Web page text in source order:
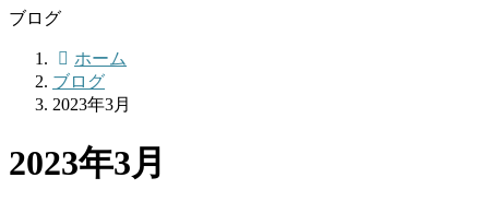
ブログ
ホーム
ブログ
2023年3月
2023年3月